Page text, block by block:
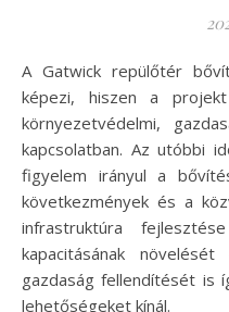
A Gatwick repülőtér bővítése már régóta vita tárgyát
képezi, hiszen a
környezetvédelmi,
kapcsolatban. Az utóbbi
figyelem irányul a
következmények és a
infrastruktúra
kapacitásának
gazdaság fellendítését is
lehetőségeket kínál.